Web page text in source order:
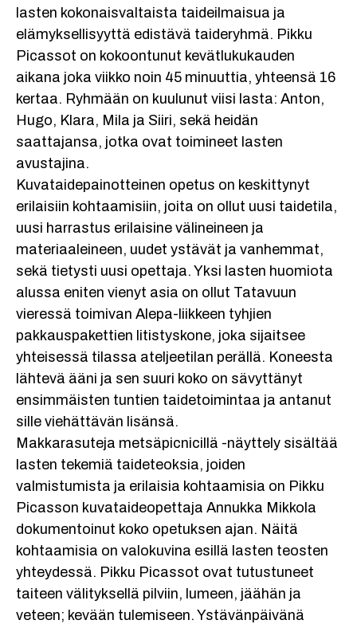
lasten kokonaisvaltaista taideilmaisua ja
elämyksellisyyttä edistävä taideryhmä. Pikku
Picassot on kokoontunut kevätlukukauden
aikana joka viikko noin 45 minuuttia, yhteensä 16
kertaa. Ryhmään on kuulunut viisi lasta: Anton,
Hugo, Klara, Mila ja Siiri, sekä heidän
saattajansa, jotka ovat toimineet lasten
avustajina.
Kuvataidepainotteinen opetus on keskittynyt
erilaisiin kohtaamisiin, joita on ollut uusi taidetila,
uusi harrastus erilaisine välineineen ja
materiaaleineen, uudet ystävät ja vanhemmat,
sekä tietysti uusi opettaja. Yksi lasten huomiota
alussa eniten vienyt asia on ollut Tatavuun
vieressä toimivan Alepa-liikkeen tyhjien
pakkauspakettien litistyskone, joka sijaitsee
yhteisessä tilassa ateljeetilan perällä. Koneesta
lähtevä ääni ja sen suuri koko on sävyttänyt
ensimmäisten tuntien taidetoimintaa ja antanut
sille viehättävän lisänsä.
Makkarasuteja metsäpicnicillä -näyttely sisältää
lasten tekemiä taideteoksia, joiden
valmistumista ja erilaisia kohtaamisia on Pikku
Picasson kuvataideopettaja Annukka Mikkola
dokumentoinut koko opetuksen ajan. Näitä
kohtaamisia on valokuvina esillä lasten teosten
yhteydessä. Pikku Picassot ovat tutustuneet
taiteen välityksellä pilviin, lumeen, jäähän ja
veteen; kevään tulemiseen. Ystävänpäivänä